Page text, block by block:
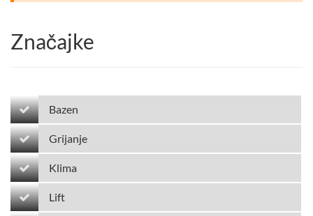
Značajke
Bazen
Grijanje
Klima
Lift